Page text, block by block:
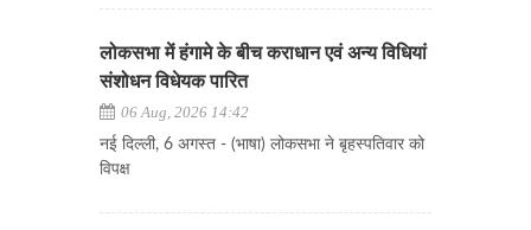
लोकसभा में हंगामे के बीच कराधान एवं अन्य विधियां
संशोधन विधेयक पारित
06 Aug, 2026 14:42
नई दिल्ली, 6 अगस्त - (भाषा) लोकसभा ने बृहस्पतिवार को
विपक्ष